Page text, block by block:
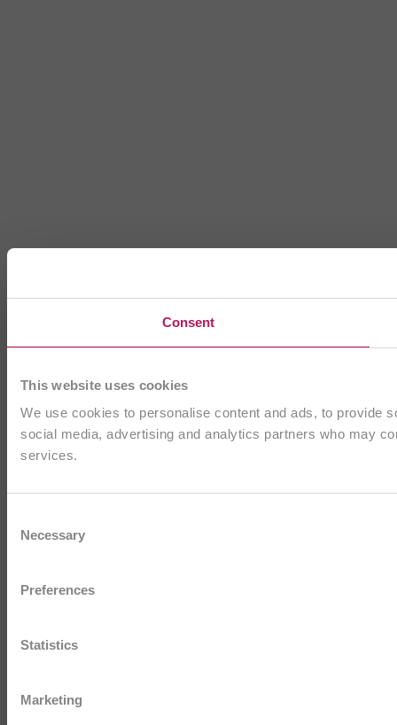
Consent
This website uses cookies
We use cookies to personalise content and ads, to provide
social media, advertising and analytics partners who may
services.
Selection
Necessary
Preferences
Statistics
Marketing